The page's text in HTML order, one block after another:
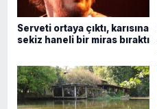
Serveti ortaya çıktı, karısına
sekiz haneli bir miras bıraktı